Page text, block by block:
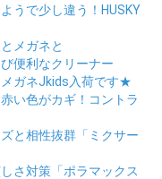
うで少し違う！HUSKY
メガネと
便利なクリーナー
メガネJkids入荷です★
い色がカギ！コントラ
と相性抜群「ミクサー
さ対策「ポラマックス